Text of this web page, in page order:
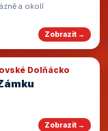
a okolí
Zobrazit →
Dolňácko
Zobrazit →